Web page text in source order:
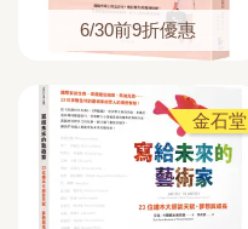
6/30前9折優惠
金石堂